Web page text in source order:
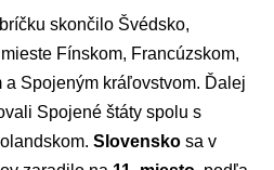
skončilo Švédsko,
Fínskom, Francúzskom,
Spojeným kráľovstvom. Ďalej
Spojené štáty spolu s
Slovensko sa v